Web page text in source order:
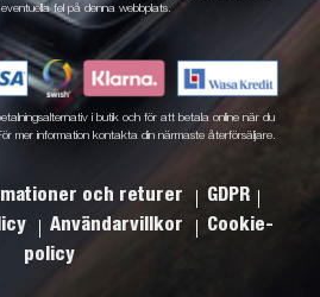
fel på denna webbplats.
i butik och för att betala online när du
mer information kontakta din närmaste återförsäljare.
och returer
GDPR
Användarvillkor
Cookie-
policy